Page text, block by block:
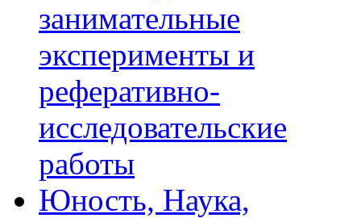
занимательные
эксперименты и
реферативно-
исследовательские
работы
Юность, Наука,